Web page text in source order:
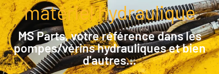
matériel hydraulique
MS Parts, votre référence dans les
pompes/vérins hydrauliques et bien
d'autres...